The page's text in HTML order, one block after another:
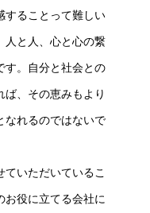
することって難しい
人と人、心と心の繋
す。自分と社会との
ば、その恵みもより
なれるのではないで
ていただいているこ
お役に立てる会社に